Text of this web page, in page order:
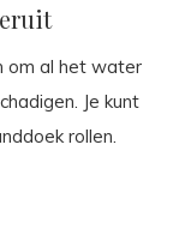
om al het water
Je kunt
rollen.